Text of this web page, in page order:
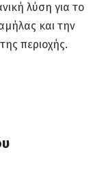
λύση για το
και την
περιοχής.